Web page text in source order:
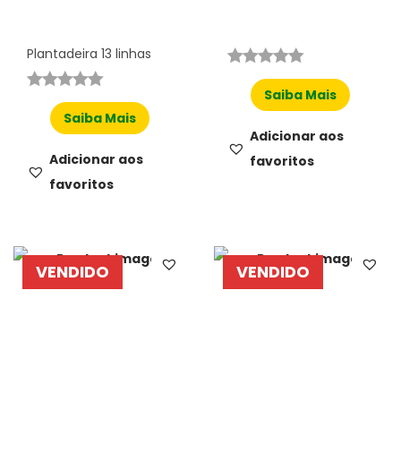
Plantadeira 13 linhas
Saiba Mais
Adicionar aos
favoritos
Saiba Mais
Adicionar aos
favoritos
VENDIDO VENDIDO